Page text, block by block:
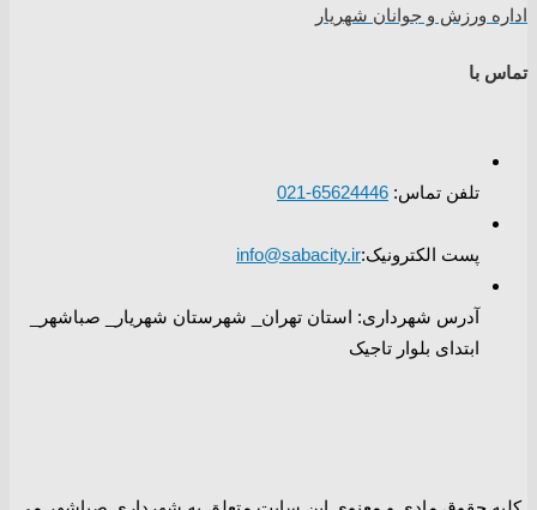
اداره ورزش و جوانان شهریار
تماس با
تلفن تماس: 65624446-021
پست الکترونیک:info@sabacity.ir
آدرس شهرداری: استان تهران_ شهرستان شهریار_ صباشهر_
ابتدای بلوار تاجیک